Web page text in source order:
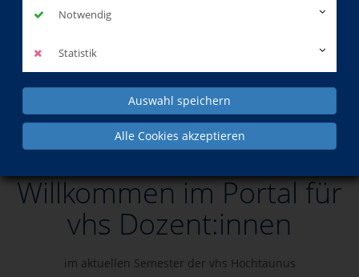
Notwendig
Statistik
Auswahl speichern
Alle Cookies akzeptieren
Dozent*innen
Portal für vhs Dozent*innen
Willkommen im Portal für
vhs Dozent:innen
im aktuellen Semester der vhs Hochtaunus